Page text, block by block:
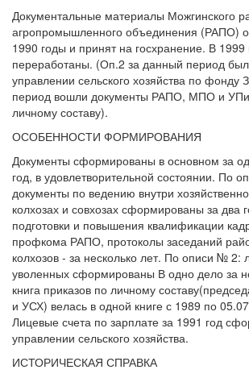
Документальные материалы Можгинского
агропромышленного объединения (РАПО)
1990 годы и принят на госхранение. В 1999
переработаны. (Оп.2 за данный период
управлении сельского хозяйства по фонду
период вошли документы РАПО, МПО и
личному составу).
ОСОБЕННОСТИ ФОРМИРОВАНИЯ
Документы сформированы в основном за
год, в удовлетворительной состоянии. По
документы по ведению внутри
колхозах и совхозах сформированы за два
подготовки и повышения квалификации
профкома РАПО, протоколы заседаний
колхозов - за несколько лет. По описи № 2:
уволенных сформированы В одно дело за
книга приказов по личному
и УСХ) велась в одной книге с 1989 по
Лицевые счета по зарплате за 1991 год
управлении сельского хозяйства.
ИСТОРИЧЕСКАЯ СПРАВКА